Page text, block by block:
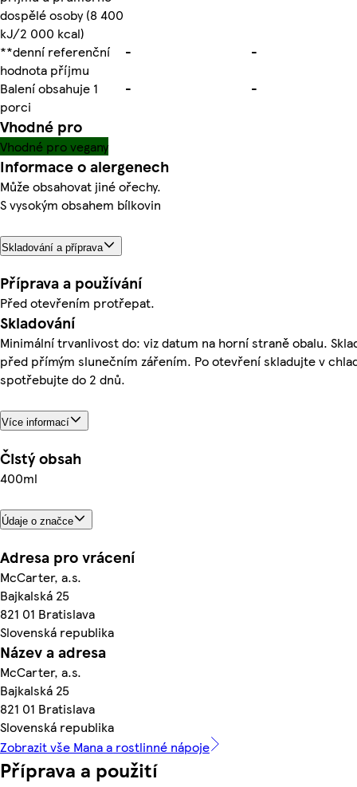
dospělé osoby (8 400
kJ/2 000 kcal)
**denní referenční
hodnota příjmu
-
-
Balení obsahuje 1
porci
- -
Vhodné pro
Vhodné pro vegany
Informace o alergenech
Může obsahovat jiné ořechy.
S vysokým obsahem bílkovin
Skladování a příprava
Příprava a používání
Před otevřením protřepat.
Skladování
Minimální trvanlivost do: viz datum na horní straně obalu.
před přímým slunečním zářením. Po otevření skladujte v
spotřebujte do 2 dnů.
Více informací
Čistý obsah
400ml
Údaje o značce
Adresa pro vrácení
McCarter, a.s.
Bajkalská 25
821 01 Bratislava
Slovenská republika
Název a adresa
McCarter, a.s.
Bajkalská 25
821 01 Bratislava
Slovenská republika
Zobrazit vše Mana a rostlinné nápoje
Příprava a použití